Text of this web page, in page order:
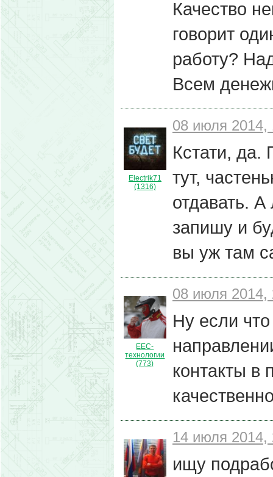
Качество
говорит
работу?
Всем
Electrik71
(1316)
08 июля 2014,
Кстати,
тут,
отдавать.
запишу и
вы уж там
ЕЕС-
технологии
(773)
08 июля 2014,
Ну если
контакты
14 июля 2014,
ищу